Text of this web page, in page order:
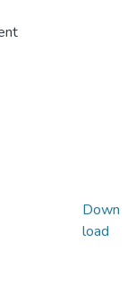
Down
load